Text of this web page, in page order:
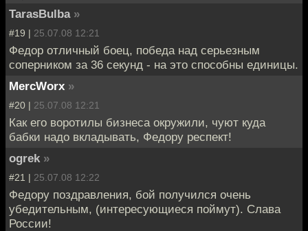
TarasBulba »
#19 | 25.07.08 12:21
Федор отличный боец, победа над серьезным
соперником за 36 секунд - на это способны единицы.
MercWorx »
#20 | 25.07.08 12:21
Как его воротилы бизнеса окружили, чуют куда
бабки надо вкладывать, Федору респект!
ogrek »
#21 | 25.07.08 12:22
Федору поздравления, бой получился очень
убедительным, (интересующиеся поймут). Слава
России!